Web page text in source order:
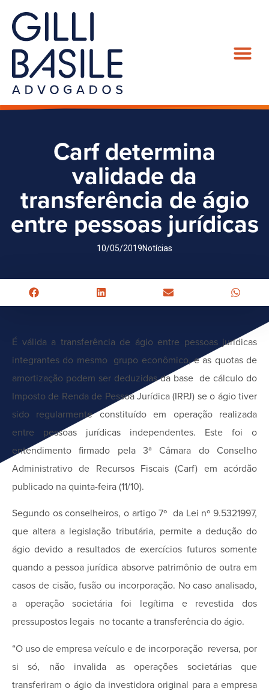
Carf determina
validade da
transferência de ágio
entre pessoas jurídicas
10/05/2019Notícias
É válida a transferência de ágio entre pessoas jurídicas
integrantes do mesmo grupo econômico, e as quotas de
amortização podem ser deduzidas da base de cálculo do
Imposto de Renda de Pessoa Jurídica (IRPJ) se o ágio tiver
sido regularmente constituído em operação realizada
entre pessoas jurídicas independentes. Este foi o
entendimento firmado pela 3ª Câmara do Conselho
Administrativo de Recursos Fiscais (Carf) em acórdão
publicado na quinta-feira (11/10).
Segundo os conselheiros, o artigo 7º da Lei nº 9.5321997,
que altera a legislação tributária, permite a dedução do
ágio devido a resultados de exercícios futuros somente
quando a pessoa jurídica absorve patrimônio de outra em
casos de cisão, fusão ou incorporação. No caso analisado,
a operação societária foi legítima e revestida dos
pressupostos legais no tocante a transferência do ágio.
“O uso de empresa veículo e de incorporação reversa, por
si só, não invalida as operações societárias que
transferiram o ágio da investidora original para a empresa